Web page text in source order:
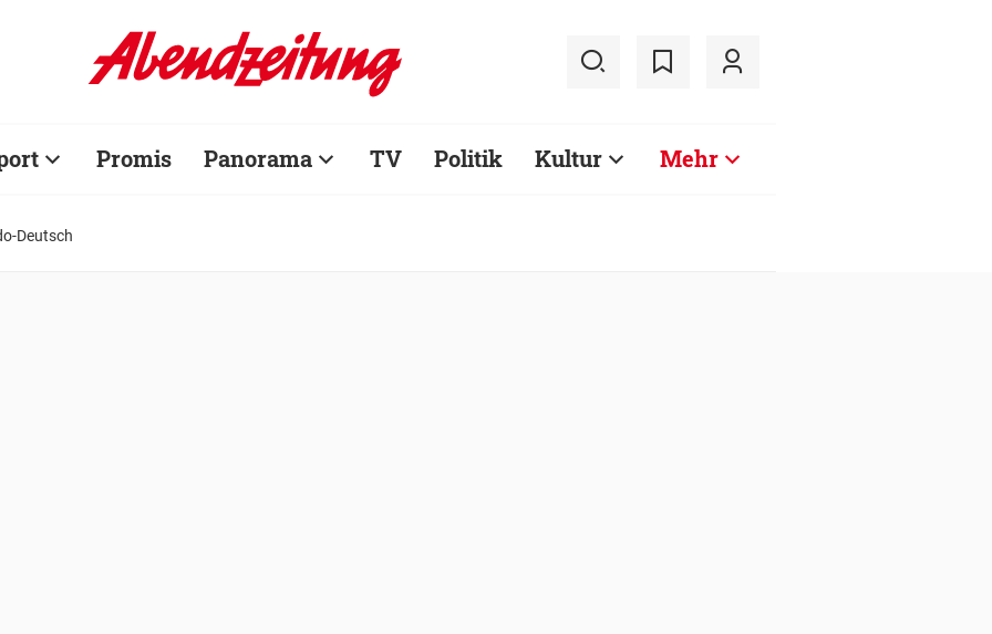
Promis Panorama TV Politik Kultur Mehr
Deutsch